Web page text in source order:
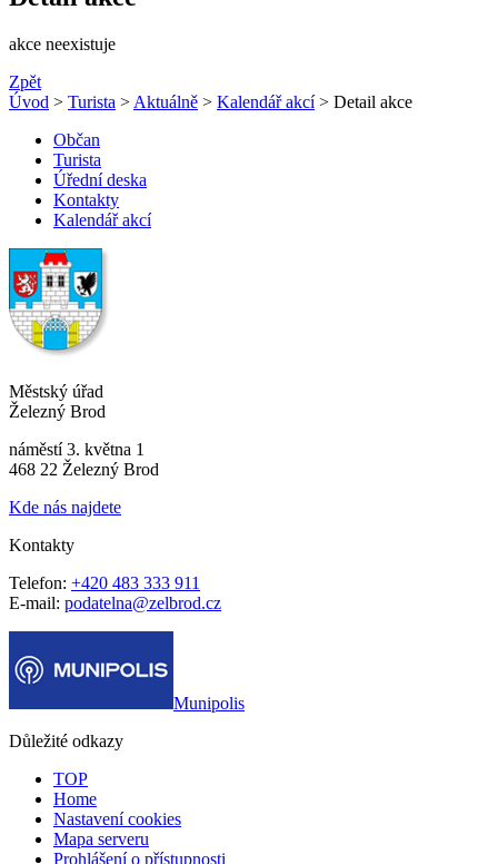
akce neexistuje
Zpět
Úvod > Turista > Aktuálně > Kalendář akcí> Detail akce
Občan
Turista
Úřední deska
Kontakty
Kalendář akcí
Městský úřad
Železný Brod
náměstí 3. května 1
468 22 Železný Brod
Kde nás najdete
Kontakty
Telefon: +420 483 333 911
E-mail: podatelna@zelbrod.cz
Munipolis
Důležité odkazy
TOP
Home
Nastavení cookies
Mapa serveru
Prohlášení o přístupnosti